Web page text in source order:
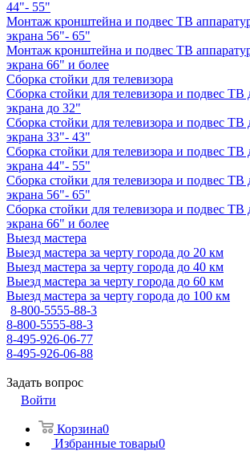
44"- 55"
Монтаж кронштейна и подвес ТВ
экрана 56"- 65"
Монтаж кронштейна и подвес ТВ
экрана 66" и более
Сборка стойки для телевизора
Сборка стойки для телевизора и подвес ТВ
экрана до 32"
Сборка стойки для телевизора и подвес ТВ
экрана 33"- 43"
Сборка стойки для телевизора и подвес ТВ
экрана 44"- 55"
Сборка стойки для телевизора и подвес ТВ
экрана 56"- 65"
Сборка стойки для телевизора и подвес ТВ
экрана 66" и более
Выезд мастера
Выезд мастера за черту города до 20 км
Выезд мастера за черту города до 40 км
Выезд мастера за черту города до 60 км
Выезд мастера за черту города до 100 км
8-800-5555-88-3
8-800-5555-88-3
8-495-926-06-77
8-495-926-06-88
Задать вопрос
Войти
Корзина0
Избранные товары0